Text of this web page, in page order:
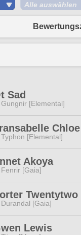
Alle auswählen
Sad
Gungnir [Elemental]
Chloe
Typhon [Elemental]
Akoya
Fenrir [Gaia]
Twentytwo
Durandal [Gaia]
Lewis